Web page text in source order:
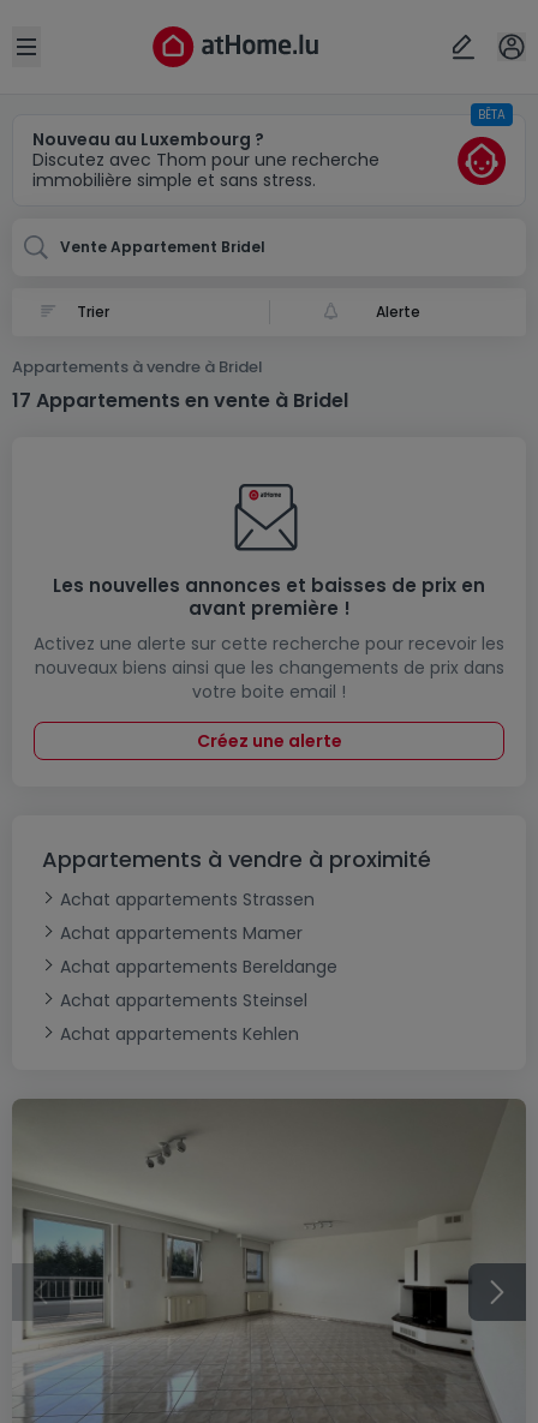
Open sidebar
Nouveau au Luxembourg ?
Discutez avec Thom pour une recherche
immobilière simple et sans stress.
BÊTA
Vente Appartement Bridel
Alerte
Appartements à vendre à Bridel
17 Appartements en vente à Bridel
Les nouvelles annonces et baisses de prix en
avant première !
Activez une alerte sur cette recherche pour recevoir les
nouveaux biens ainsi que les changements de prix dans
votre boite email !
Créez une alerte
Appartements à vendre à proximité
Achat appartements Strassen
Achat appartements Mamer
Achat appartements Bereldange
Achat appartements Steinsel
Achat appartements Kehlen
Localité(s)
Annuler OK